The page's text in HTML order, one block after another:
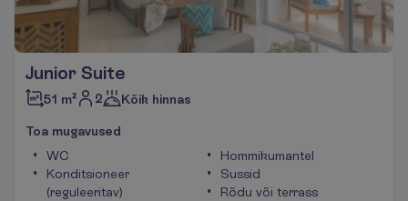
Junior Suite
51 m² 2 Kõik hinnas
Toa mugavused
WC
Konditsioneer
(reguleeritav)
Hommikumantel
Sussid
Rõdu või terrass